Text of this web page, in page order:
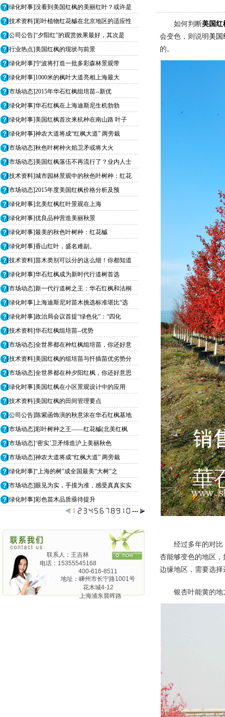
[绿化时事]没看到美国红枫的美丽红叶？或许是
[技术资料]彩叶植物红花槭在北京地区的适应性
[公司公告]“夕阳红”的观赏效果最好，其次是
[行业热点]美国红枫的现状与前景
[绿化时事]宁波将打造一批多彩森林景观带
[绿化时事]1000米的枫叶大道亮相上海最大
[市场动态]2015年华石红枫组培苗--新优
[绿化时事]华石红枫在上海迪斯尼生机勃勃
[绿化时事]美国红枫首次来杭种在南山路 叶子
[绿化时事]神农大道将成“红枫大道” 两旁栽
[市场动态]秋色叶树种火焰卫矛或将大火
[市场动态]美国红枫落伍不再流行了？业内人士
[技术资料]城市园林景观中的秋色叶树种：红花
[市场动态]2015年度美国红枫价格分析及预
[绿化时事]北美红枫红叶景观在上海
[绿化时事]优良品种营造美丽秋景
[绿化时事]最美的秋色叶树种：红花槭
[绿化时事]香山红叶，盛名难副。
[技术资料]苗木类别可以分的这么细！你都知道
[绿化时事]华石红枫成为新时代行道树首选
[市场动态]新一代行道树之王：华石红枫和法桐
[绿化时事]上海迪斯尼对苗木挑选标准堪比“选
[绿化时事]政治局会议首提“绿色化”：“四化
[技术资料]华石红枫组培苗--优势
[市场动态]全世界都在种红枫组培苗，你还好意
[技术资料]美国红枫的组培苗与扦插苗优劣势分
[市场动态]全世界都在种夕阳红枫，你还好意思
[绿化时事]美国红枫在小区景观设计中的应用
[技术资料]美国红枫的田间管理要点
[公司公告]陈紫函饰演的秋意浓在华石红枫基地
[市场动态]彩叶树种之王——红花槭(北美红枫
[市场动态]‘密实’卫矛缔造沪上美丽秋色
[市场动态]神农大道将成“红枫大道” 两旁栽
[绿化时事]“上海的树”成全国最美“大树”之
[市场动态]眼见为实，手摸为准，感受真真实实
[绿化时事]彩色苗木品质亟待提升
联系人：王吉林
电话：15355545168
400-616-8511
地址：嵊州市长宁路1001号
花木城4-12
上海浦东晨晖路
如何判断美国红
会变色，则说明 美国
的。
经过多年的对
杏能够变色的地区
边缘地区，需要选
银杏叶能黄的